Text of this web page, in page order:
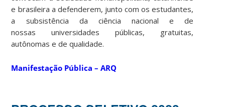
e brasileira a defenderem, junto com os estudantes,
a subsistência da ciência nacional e de
nossas universidades públicas, gratuitas,
autônomas e de qualidade.
Manifestação Pública – ARQ